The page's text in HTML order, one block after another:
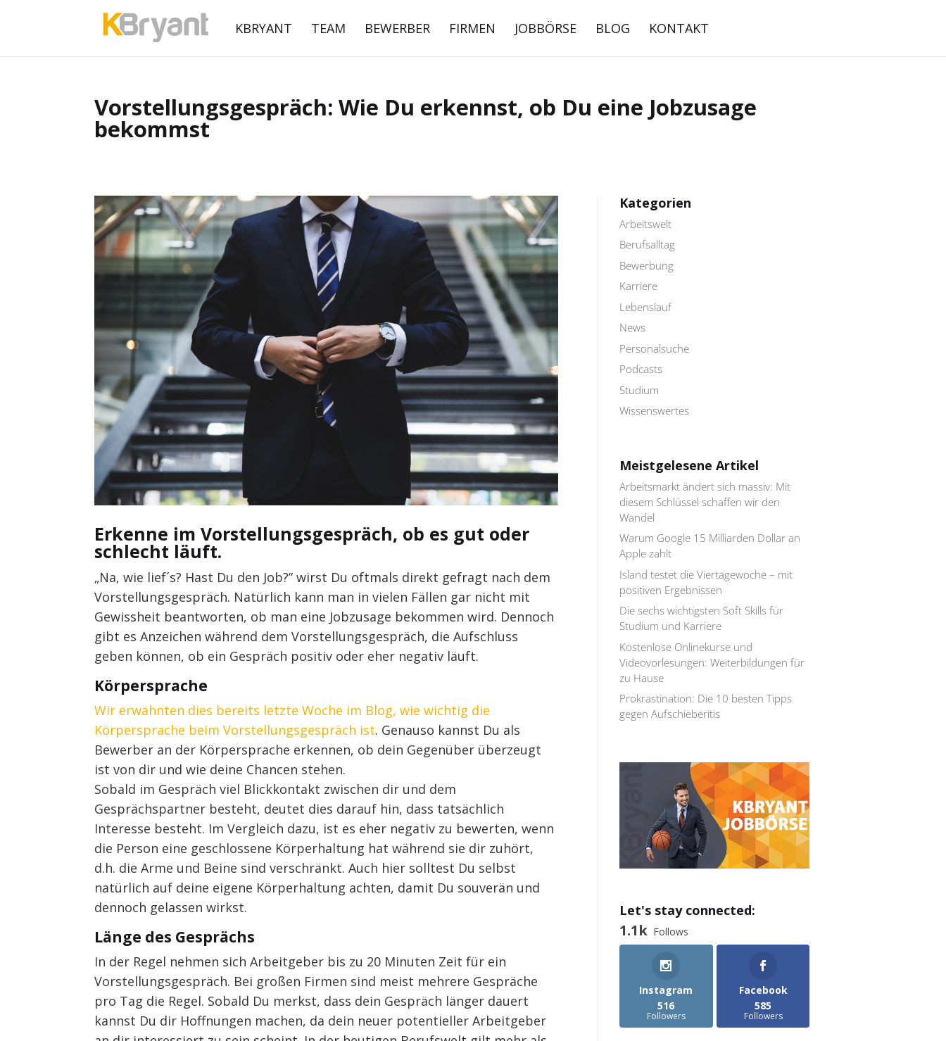
KBRYANT TEAM BEWERBER FIRMEN JOBBÖRSE BLOG KONTAKT
Vorstellungsgespräch: Wie Du erkennst, ob Du eine Jobzusage
bekommst
Erkenne im Vorstellungsgespräch, ob es gut oder
schlecht läuft.
„Na, wie lief´s? Hast Du den Job?” wirst Du oftmals direkt gefragt nach dem
Vorstellungsgespräch. Natürlich kann man in vielen Fällen gar nicht mit
Gewissheit beantworten, ob man eine Jobzusage bekommen wird. Dennoch
gibt es Anzeichen während dem Vorstellungsgespräch, die Aufschluss
geben können, ob ein Gespräch positiv oder eher negativ läuft.
Körpersprache
Wir erwähnten dies bereits letzte Woche im Blog, wie wichtig die
Körpersprache beim Vorstellungsgespräch ist. Genauso kannst Du als
Bewerber an der Körpersprache erkennen, ob dein Gegenüber überzeugt
ist von dir und wie deine Chancen stehen.
Sobald im Gespräch viel Blickkontakt zwischen dir und dem
Gesprächspartner besteht, deutet dies darauf hin, dass tatsächlich
Interesse besteht. Im Vergleich dazu, ist es eher negativ zu bewerten, wenn
die Person eine geschlossene Körperhaltung hat während sie dir zuhört,
d.h. die Arme und Beine sind verschränkt. Auch hier solltest Du selbst
natürlich auf deine eigene Körperhaltung achten, damit Du souverän und
dennoch gelassen wirkst.
Länge des Gesprächs
In der Regel nehmen sich Arbeitgeber bis zu 20 Minuten Zeit für ein
Vorstellungsgespräch. Bei großen Firmen sind meist mehrere Gespräche
pro Tag die Regel. Sobald Du merkst, dass dein Gespräch länger dauert
kannst Du dir Hoffnungen machen, da dein neuer potentieller Arbeitgeber
Kategorien
Arbeitswelt
Berufsalltag
Bewerbung
Karriere
Lebenslauf
News
Personalsuche
Podcasts
Studium
Wissenswertes
Meistgelesene Artikel
Arbeitsmarkt ändert sich massiv: Mit
diesem Schlüssel schaffen wir den
Wandel
Warum Google 15 Milliarden Dollar an
Apple zahlt
Island testet die Viertagewoche – mit
positiven Ergebnissen
Die sechs wichtigsten Soft Skills für
Studium und Karriere
Kostenlose Onlinekurse und
Videovorlesungen: Weiterbildungen für
zu Hau­se
Prokrastination: Die 10 besten Tipps
gegen Aufschieberitis
Let's stay connected:
1.1k Follows
Instagram
516
Followers
Facebook
585
Followers